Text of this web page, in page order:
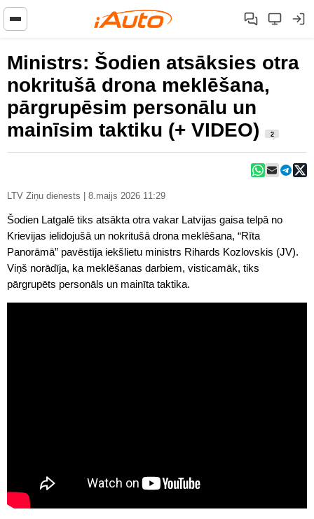
Ministrs: Šodien atsāksies otra
nokritušā drona meklēšana,
pārgrupēsim personālu un
mainīsim taktiku (+ VIDEO)
2
LTV Ziņu dienests | 8.maijs 2026 11:29
Šodien Latgalē tiks atsākta otra vakar Latvijas gaisa telpā no
Krievijas ielidojušā un nokritušā drona meklēšana, “Rīta
Panorāmā” pavēstīja iekšlietu ministrs Rihards Kozlovskis (JV).
Viņš norādīja, ka meklēšanas darbiem, visticamāk, tiks
pārgrupēts personāls un mainīta taktika.